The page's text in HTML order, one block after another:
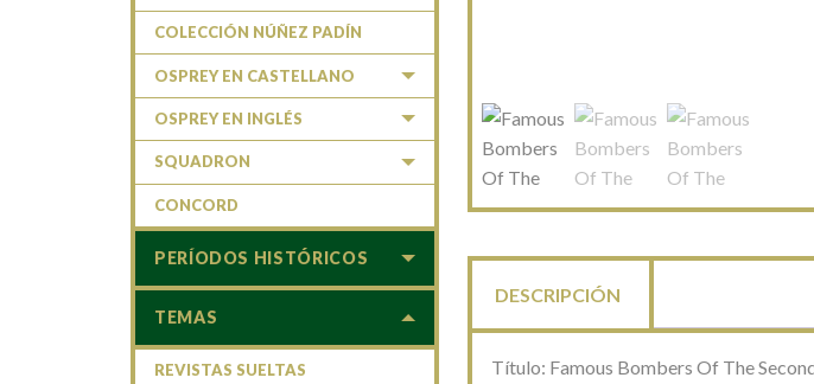
DESCRIPCIÓN
Título: Famous Bombers Of The
COLECCIÓN NÚÑEZ PADÍN
OSPREY EN CASTELLANO
OSPREY EN INGLÉS
SQUADRON
CONCORD
PERÍODOS HISTÓRICOS
TEMAS
REVISTAS SUELTAS